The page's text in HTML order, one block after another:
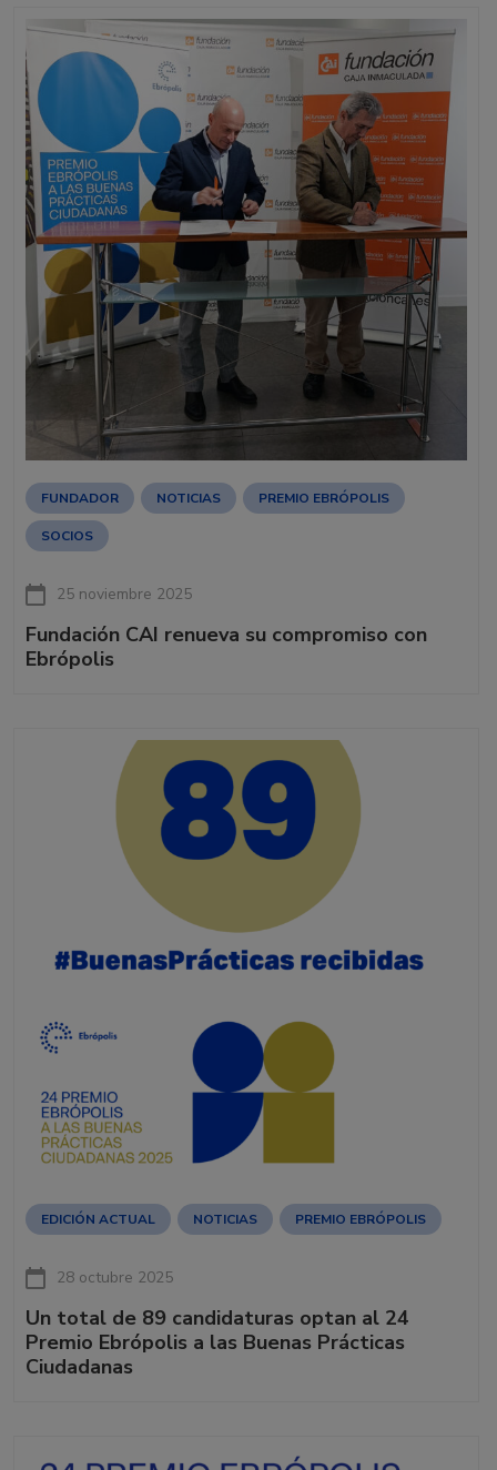
FUNDADOR NOTICIAS PREMIO EBRÓPOLIS
SOCIOS
25 noviembre 2025
Fundación CAI renueva su compromiso con
Ebrópolis
EDICIÓN ACTUAL NOTICIAS PREMIO EBRÓPOLIS
28 octubre 2025
Un total de 89 candidaturas optan al 24
Premio Ebrópolis a las Buenas Prácticas
Ciudadanas